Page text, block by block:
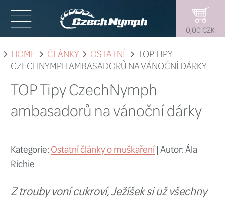
CZECHNYMPH AMBASADORŮ NA
TOP Tipy CzechNymph
ambasadorů na